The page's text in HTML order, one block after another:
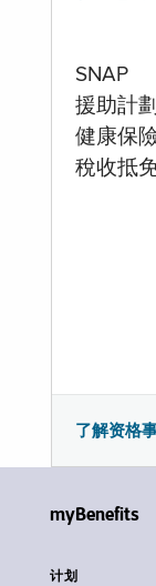
SNAP
援助計劃
健康保
稅收抵
了解资格
myBenefits
计划